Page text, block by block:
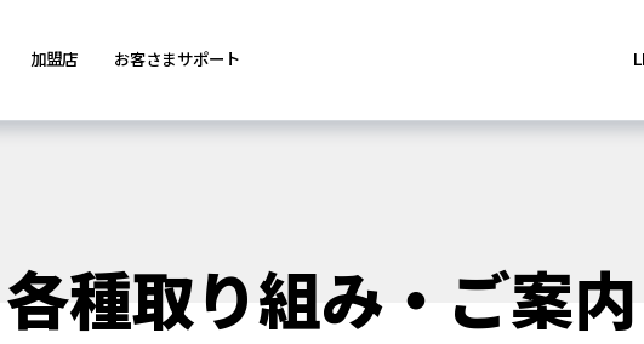
加盟店 お客さまサポート
各種取り組み・ご案内